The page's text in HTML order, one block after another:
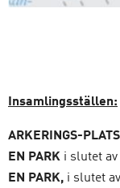
Insamlingsställen:
ARKERINGS-PLATS
EN PARK i slutet
EN PARK, i slutet